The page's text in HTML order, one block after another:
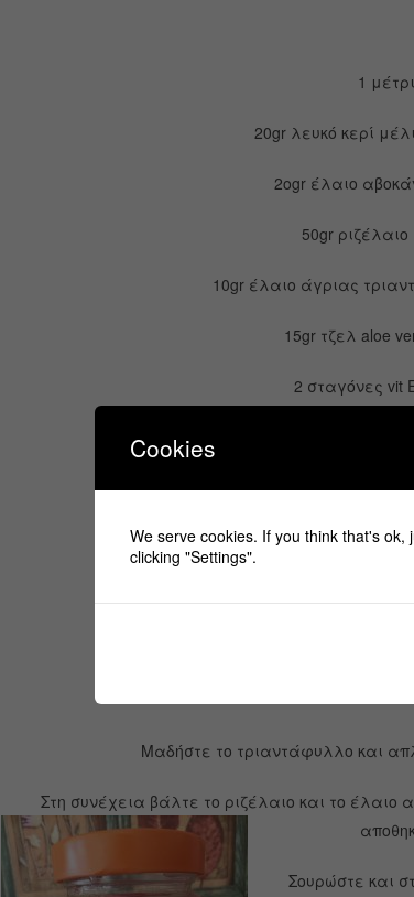
1
20gr λευκό κερί
2οgr έλαιο
50gr ριζέλαιο
10gr έλαιο άγριας
15gr τζελ aloe
2 σταγόνες vit
1/2 κουταλιά γλυκού
10 σταγόνες αιθέριο έλαιο
Μαδήστε το τριαντάφυλλο και
Στη συνέχεια βάλτε το ριζέλαιο και το
Σουρώστε και
Cookies
We serve cookies. If you think that's
clicking "Settings".